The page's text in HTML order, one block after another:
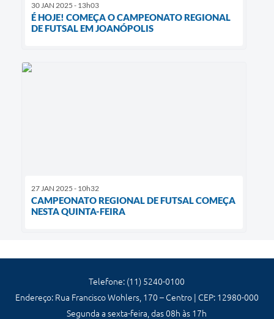
30 JAN 2025 - 13h03
É HOJE! COMEÇA O CAMPEONATO REGIONAL
DE FUTSAL EM JOANÓPOLIS
27 JAN 2025 - 10h32
CAMPEONATO REGIONAL DE FUTSAL COMEÇA
NESTA QUINTA-FEIRA
Telefone: (11) 5240-0100
Endereço: Rua Francisco Wohlers, 170 – Centro | CEP: 12980-000
Segunda a sexta-feira, das 08h às 17h